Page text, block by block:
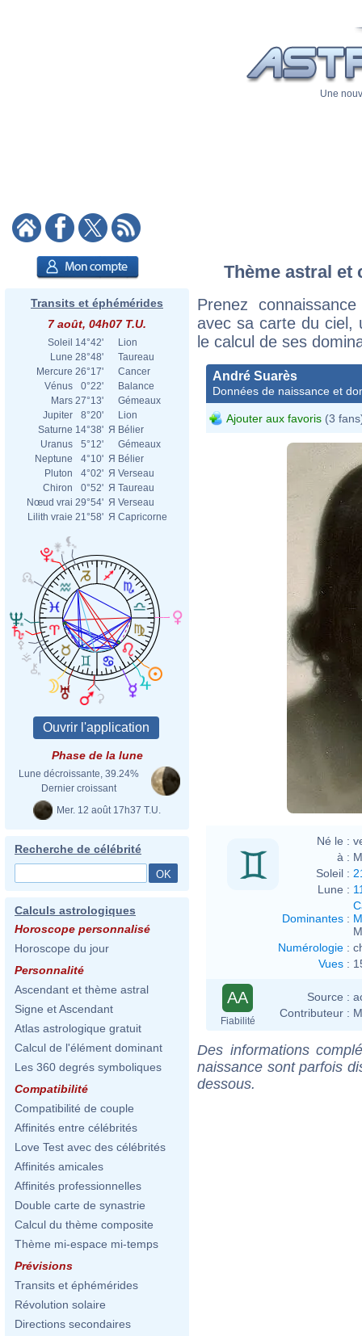
Une
Transits et éphémérides
7 août, 04h07 T.U.
Soleil 14°42'
Lion
Lune 28°48'
Taureau
Mercure 26°17'
Cancer
Vénus
0°22'
Balance
Mars 27°13'
Gémeaux
Jupiter
8°20'
Lion
Saturne 14°38' Я Bélier
Uranus
5°12'
Gémeaux
Neptune
4°10' Я Bélier
Pluton
4°02' Я Verseau
Chiron
0°52' Я Taureau
Nœud vrai 29°54' Я Verseau
Lilith vraie 21°58' Я Capricorne
Phase de la lune
Lune décroissante, 39.24%
Dernier croissant
Mer. 12 août 17h37 T.U.
Recherche de célébrité
Calculs astrologiques
Horoscope personnalisé
Horoscope du jour
Personnalité
Ascendant et thème astral
Signe et Ascendant
Atlas astrologique gratuit
Calcul de l'élément dominant
Les 360 degrés symboliques
Compatibilité
Compatibilité de couple
Affinités entre célébrités
Love Test avec des célébrités
Affinités amicales
Affinités professionnelles
Double carte de synastrie
Calcul du thème composite
Thème mi-espace mi-temps
Prévisions
Transits et éphémérides
Révolution solaire
Directions secondaires
Thème astral et
Prenez
avec sa carte du ciel,
le calcul de ses
André Suarès
Données de naissance et
Ajouter aux favoris (3
Né le :
à :
Soleil :
Lune :
Dominantes :
Numérologie :
Vues :
AA
Fiabilité
Source :
Contributeur :
Des informations
naissance sont parfois
dessous.